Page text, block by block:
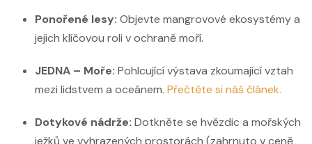
Ponořené lesy: Objevte mangrovové ekosystémy a
jejich klíčovou roli v ochraně moří.
JEDNA – Moře: Pohlcující výstava zkoumající vztah
mezi lidstvem a oceánem. Přečtěte si náš článek.
Dotykové nádrže: Dotkněte se hvězdic a mořských
ježků ve vyhrazených prostorách (zahrnuto v ceně